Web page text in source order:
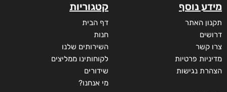
מידע נוסף
תקנון האתר
דרושים
צרו קשר
מדיניות פרטיות
הצהרת נגישות
קטגוריות
דף הבית
חנות
השירותים שלנו
לקוחותינו ממליצים
שידורים
מי אנחנו?